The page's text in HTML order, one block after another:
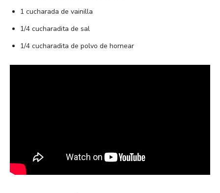
1 cucharada de vainilla
1/4 cucharadita de sal
1/4 cucharadita de polvo de hornear